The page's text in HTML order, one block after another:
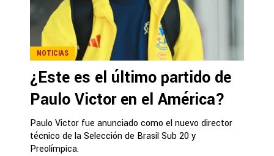
NOTICIAS
¿Este es el último partido de
Paulo Victor en el América?
Paulo Victor fue anunciado como el nuevo director
técnico de la Selección de Brasil Sub 20 y
Preolímpica.